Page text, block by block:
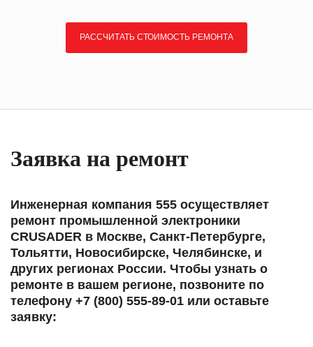
РАССЧИТАТЬ СТОИМОСТЬ РЕМОНТА
Заявка на ремонт
Инженерная компания 555 осуществляет
ремонт промышленной электроники
CRUSADER в Москве, Санкт-Петербурге,
Тольятти, Новосибирске, Челябинске, и
других регионах России. Чтобы узнать о
ремонте в вашем регионе, позвоните по
телефону +7 (800) 555-89-01 или оставьте
заявку: